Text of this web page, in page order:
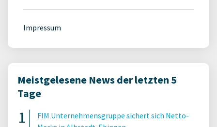
Impressum
Meistgelesene News der letzten 5
Tage
FIM Unternehmensgruppe sichert sich Netto-